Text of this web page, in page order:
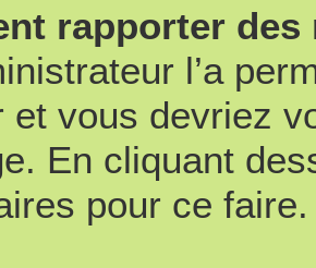
rapporter
l’a
et vous devriez
En cliquant
pour ce faire.